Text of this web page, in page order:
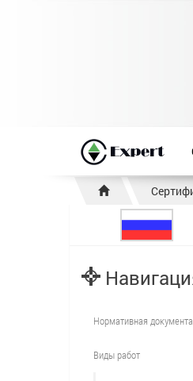
Нормативная
Виды работ